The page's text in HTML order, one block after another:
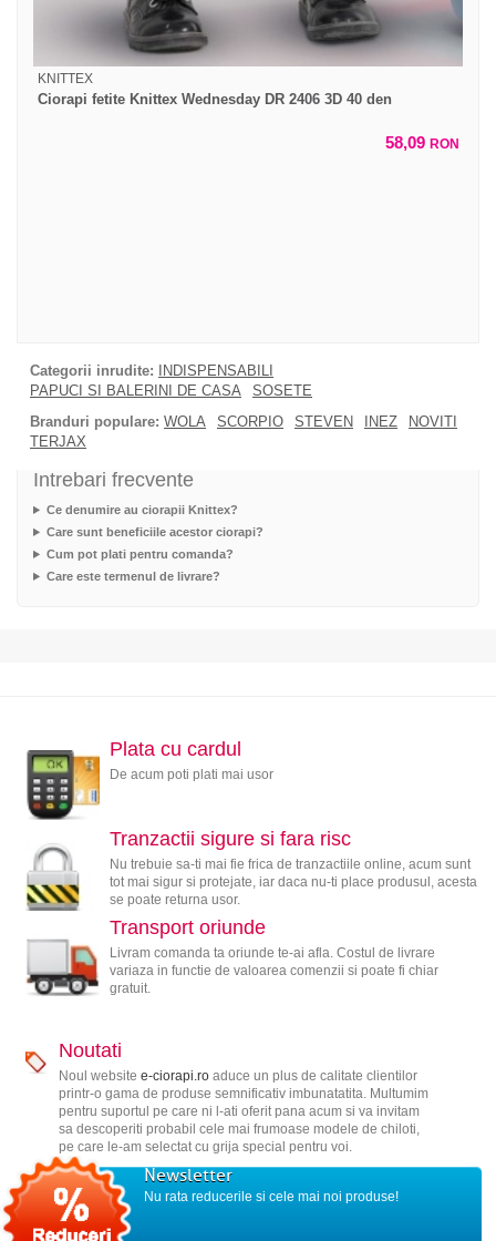
KNITTEX
Ciorapi fetite Knittex Wednesday DR 2406 3D 40 den
58,09 RON
Categorii inrudite:
INDISPENSABILI
PAPUCI SI BALERINI DE CASA
SOSETE
Branduri populare: WOLA SCORPIO STEVEN INEZ
NOVITI
TERJAX
Intrebari frecvente
Ce denumire au ciorapii Knittex?
Care sunt beneficiile acestor ciorapi?
Cum pot plati pentru comanda?
Care este termenul de livrare?
Plata cu cardul
De acum poti plati mai usor
Tranzactii sigure si fara risc
Nu trebuie sa-ti mai fie frica de tranzactiile online, acum sunt
tot mai sigur si protejate, iar daca nu-ti place produsul, acesta
se poate returna usor.
Transport oriunde
Livram comanda ta oriunde te-ai afla. Costul de livrare
variaza in functie de valoarea comenzii si poate fi chiar
gratuit.
Noutati
Noul website e-ciorapi.roaduce un plus de calitate clientilor
printr-o gama de produse semnificativ imbunatatita. Multumim
pentru suportul pe care ni l-ati oferit pana acum si va invitam
sa descoperiti probabil cele mai frumoase modele de chiloti,
pe care le-am selectat cu grija special pentru voi.
Newsletter
Nu rata reducerile si cele mai noi produse!